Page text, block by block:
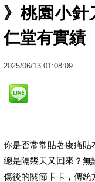
》桃園小針
仁堂有實績
2025/06/13 01:08:09
你是否常常貼著痠痛
總是隔幾天又回來？
傷後的關節卡卡，傳